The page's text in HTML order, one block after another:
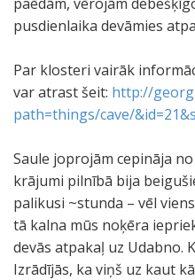
pusdienlaika devāmies
Par klosteri vairāk
var atrast šeit: http://
path=things/cave/
Saule joprojām cepināja
krājumi pilnībā bija
palikusi ~stunda – vēl
tā kalna mūs noķēra
devās atpakaļ uz Udabno.
Izrādījās, ka viņš uz kaut